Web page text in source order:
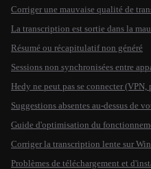
Corriger une mauvaise qualité de
La transcription est sortie dans la
Résumé ou récapitulatif non généré
Sessions non synchronisées entre
Hedy ne peut pas se connecter (VPN,
Suggestions absentes au-dessus de
Guide d'optimisation du
Corriger la transcription lente sur
Problèmes de téléchargement et